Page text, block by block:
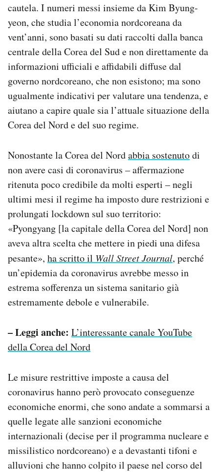
cautela. I numeri messi insieme da Kim Byung-
yeon, che studia l’economia nordcoreana da
vent’anni, sono basati su dati raccolti dalla banca
centrale della Corea del Sud e non direttamente da
informazioni ufficiali e affidabili diffuse dal
governo nordcoreano, che non esistono; ma sono
ugualmente indicativi per valutare una tendenza, e
aiutano a capire quale sia l’attuale situazione della
Corea del Nord e del suo regime.
Nonostante la Corea del Nordabbia sostenutodi
non avere casi di coronavirus – affermazione
ritenuta poco credibile da molti esperti – negli
ultimi mesi il regime ha imposto dure restrizioni e
prolungati lockdown sul suo territorio:
«Pyongyang [la capitale della Corea del Nord] non
aveva altra scelta che mettere in piedi una difesa
pesante», ha scritto il Wall Street Journal, perché
un’epidemia da coronavirus avrebbe messo in
estrema sofferenza un sistema sanitario già
estremamente debole e vulnerabile.
– Leggi anche: L’interessante canale YouTube
della Corea del Nord
Le misure restrittive imposte a causa del
coronavirus hanno però provocato conseguenze
economiche enormi, che sono andate a sommarsi a
quelle legate alle sanzioni economiche
internazionali (decise per il programma nucleare e
missilistico nordcoreano) e a devastanti tifoni e
alluvioni che hanno colpito il paese nel corso del